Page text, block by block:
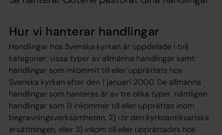
Hur vi hanterar handlingar
Handlingar hos Svenska kyrkan är uppdelade i två
kategorier: vissa typer av allmänna handlingar samt
handlingar som inkommit till eller upprättats hos
Svenska kyrkan efter den 1 januari 2000. De allmänna
handlingar som hanteras är av tre olika typer, nämligen
handlingar som 1) inkommer till eller upprättas inom
begravningsverksamheten, 2) rör den kyrkoantikvariska
ersättningen, eller 3) inkom till eller upprättades hos